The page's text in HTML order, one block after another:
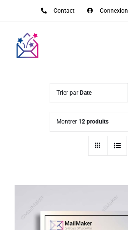
Contact Connexion
Trier par Date
Montrer 12 produits